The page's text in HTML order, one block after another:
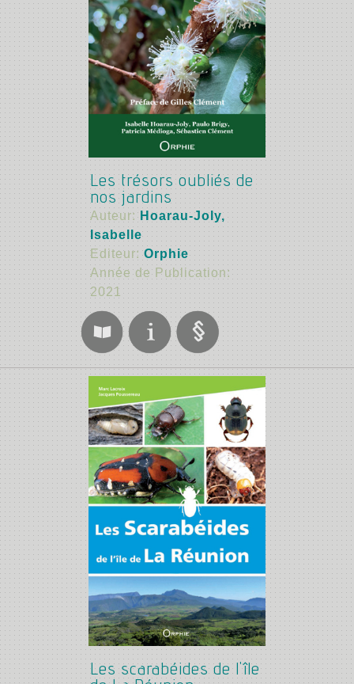
Les trésors oubliés de
nos jardins
Auteur: Hoarau-Joly,
Isabelle
Editeur:Orphie
Année de Publication:
2021
Les scarabéides de l'île